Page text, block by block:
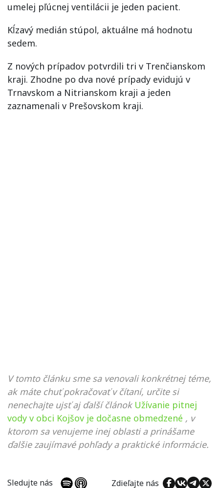
umelej pľúcnej ventilácii je jeden pacient.
Kĺzavý medián stúpol, aktuálne má hodnotu
sedem.
Z nových prípadov potvrdili tri v Trenčianskom
kraji. Zhodne po dva nové prípady evidujú v
Trnavskom a Nitrianskom kraji a jeden
zaznamenali v Prešovskom kraji.
V tomto článku sme sa venovali konkrétnej téme,
ak máte chuť pokračovať v čítaní, určite si
nenechajte ujsť aj ďalší článok Užívanie pitnej
vody v obci Kojšov je dočasne obmedzené , v
ktorom sa venujeme inej oblasti a prinášame
ďalšie zaujímavé pohľady a praktické informácie.
Sledujte nás Zdieľajte nás